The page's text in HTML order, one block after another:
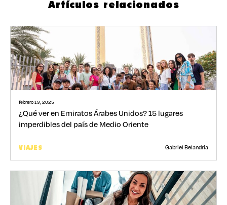
Artículos relacionados
febrero 19, 2025
¿Qué ver en Emiratos Árabes Unidos? 15 lugares
imperdibles del país de Medio Oriente
VIAJES Gabriel Belandria